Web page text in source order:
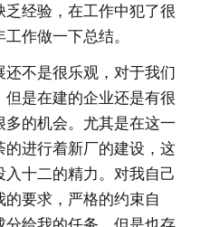
经验，在工作中犯了很
作做一下总结。
还不是很乐观，对于我们
是在建的企业还是有很
的机会。尤其是在这一
的进行着新厂的建设，这
十二的精力。对我自己
要求，严格的约束自